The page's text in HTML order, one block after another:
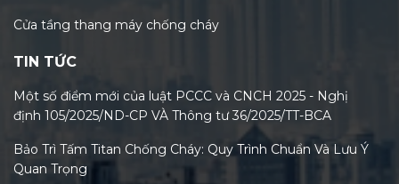
Cửa tầng thang máy chống cháy
TIN TỨC
Một số điểm mới của luật PCCC và CNCH 2025 - Nghị
định 105/2025/ND-CP VÀ Thông tư 36/2025/TT-BCA
Bảo Trì Tấm Titan Chống Cháy: Quy Trình Chuẩn Và Lưu Ý
Quan Trọng